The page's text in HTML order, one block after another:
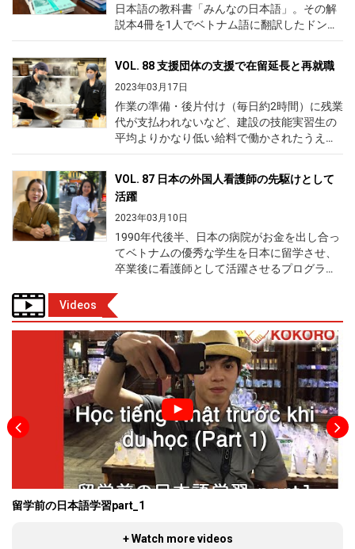
VOL. 88 支援団体の支援で在留延長と再就職
2023年03月17日
作業の準備・後片付け（毎日約2時間）に残業
代が支払われないなど、建設の技能実習生の
平均よりかなり低い給料で働かされたうえ、
職場での暴力・暴言もあって失踪したフイさ
援団体のサポートで日本滞在を延長して働
き、特定技能の試験にも合格しました。 今回
の先輩 カ・チャン・ホアン・フイさん 2013
年高校卒業〈ホーチミン市〉 2013年観光バス
の添乗員〈タイニン省〉 2016年トラック運転
手〈ロンアン省〉 2019年送出機関で勉強〈ホ
〈山梨県〉 2020年失踪し、友人宅に4カ月間
滞在〈東京〉 2021年日越ともいき支援会で保
護〈東京〉 2021年アルバイト〈北海道、長
野、鹿児島〉 2022年一時帰国 〈1995年生ま
れ、ホーチミン市出身〉 ◆このページの内容
• 日本語をほとんど学ばずに来日 • コンクリー
ト関係の仕事 • 長い移動時間に睡眠禁止 • 十分
にもらえなかった残業代 • 私の家計簿 • 低賃金
と暴力・暴言 • 組合に相談しても改善せず • 失
踪中の生活 •「日越ともいき支援会」に助けら
れ • 漁業やレストランでアルバイト • これから
も日本で働く 日本語をほとんど学ばずに来日
私は高校を出て、観光バスの添乗員やトラッ
ク運転手をしていましたが、毎月の給料は約
なとき、いとこが日本に技能実習に行って順
VOL. 87 日本の外国人看護師の先駆けとして
活躍
2023年03月10日
1990年代後半、日本の病院がお金を出し合ってベトナムの優秀な学生を日本に留学させ、卒業後に看護師として活躍させるプログラムがありました。トゥイさんはそのメンバーに選ばれて来日。日本にベトナム人留学生がまだほとんどいなかった時代に、彼女はどのように勉強し生活したのでしょうか？ 今回の先輩 ルー・ティ・トゥイさん 1998年高校卒業〈ナムディン省〉 1998年日本語センター入学〈ハノイ〉 2001年看護専門学校入学〈東京都〉 2004年専門学校卒業、板倉病院勤務〈千葉県〉 2009年治験コーディネート会社に勤務〈茨城県〉 2010年同社ハノイ駐在員事務所長〈ハノイ〉 2017年グランソール・ベトナム勤務〈現在も〉 2019年Chu Van An大学入学（経営管理） 2021年グリーンコネクション・ベトナム設立 2022年大学卒業 〈1980年生まれ、ナムディン省出身〉 ◆このページの内容 • ベトナムで医大に合格 • 看護師養成のための無料留学 • 日本の看護学校に留学 • 昔の留学生の苦労 • 留学生活とアルバイト • 私の家計簿 • 日本の病院で看護師 • 治験コーディネーターに転職 • 別の日系企業に転職 • グリーンコネクション事業 ベトナムで医大に合格 高校の先生や仲間たち（前列左から2番目が私） 私の故郷（ナムディン省）では医療体制が乏しく、小学2年生のときに腹痛で保健所に行くと、看護師（男性）はトランプに興じており、30分ぐらい待たされました。その後、やっと医師の診察を受け、バナナを1本もらって帰宅しました。私は自分が医師になって医師不足を補いたいと思い、高校卒業前に2つの医大を受験し、タイビン医科大に合格しました。しかし、第一志望のハノイ医科大では補欠合格候補にとどまりました。 看護師養成のための無料留学 AHPの級友や先生たちとハノイの教室で そのころ、ハノイ医大の補欠合格候補の一部にAHPという日本のNPO法人から無料留学プログラムの案内が郵送されてきました。その内容は以下のようなものでした。 ❶ AHPの選考に合格したら日本語を17カ月間勉強する ❷ 日本語能力試験で2級（今のN２）以上になったら、日本で看護専門学校を受験。 ❸ 合格したら看護学校で３年間勉強。 ❹ 卒業後、AHPが指定する病院で4年以上働く。 授業料や渡航費、生活費はAHPから支給されます。今のEPA（経済連携協定）の看護師養成制度に近いものですが、当時その制度はありませんでした。そこで、日本各地の計14病院が費用を出してAHPに運営を委託し、外国人看護師を養成する取り組みを日本で初めて行っていたのです。 AHP同窓生の食事会〈ハノイで2023年〉 このプログラムは8年続き、私はAHPの選考（高校の成績、英語の試験、面接）に合格して4期生として日本語の勉強を始めました。タイビン医大に合格していましたが、当時、ベトナムから海外留学できる人はとても少なかったので、留学のチャンスをつかんで日本で看護師になろうと決めたのです。 選考に合格後ハノイで17カ月間、日本語や数学、英語など1日約８時間の授業があり、夜も2、3時間自習をしました。数学や生物の問題自体は難しくなかったのですが、受験に備えて日本語の問題を解くので、問題の意味を理解するのが大変でした。そして、同期生56人のうち日本語能力試験１～２級（今のN１・N２）に合格して日本に行ったのは約20人でした。ただし、私を含む数人は最初の看護学校受験はうまくいかず、いったんベトナムに戻ってもう1年勉強することになりました。 日本の看護学校に留学 日本人の級友たちと看護学校で（右端が私） 私は2001年に東京都立北多摩看護専門学校に合格し、あこがれの留学が始まりました。しかし、日本語能力試験1級の私も最初は授業の半分ぐらいしかわからず、先生が話す医療用語をメモしては、後で意味を調べました。当時は電子辞書やネット辞書がなかったので、紙の医療事典で時間をかけて調べました。 私は最初、自分の日本語を日本人の級友たちに聞かれるのを恥ずかしく感じました。しかし、学校が４、５人の実習グループを作ってくれたので、その中では積極的に会話できるようになりました。当時、看護学校の留学生はとても珍しかったので、皆が親切にしてくれました。こうして日本人の友だちがたくさんでき、放課後も日本人とつるむようにしました。すると、友だちと過ごす時間が楽しくなりました。 昔の留学生の苦労 仲良くなった日本人の級友たち 当時、この学校にAHP留学生はほかに3人いましたが、先輩2人は途中で退学しました。私は授業で分からない言葉があると、周りの人たちにすぐに質問しました。そのお礼に彼女たちを自宅に招いてベトナム料理をふるまい、泊まってもらったこともあります。私はこうして周囲に溶け込むことができました。しかし、そこまで積極的になれない留学生はストレスをため、行き詰まってしまったのかも知れません。 当時は、どの学校も留学生サポートが不十分だったという事情もあります。受験に合格しても、留学生を受け入れる態勢が整っていないからという理由で入学できないAHP学生もいました。また、AHP学生を1人入学させたものの、サポートが大変なので翌年から受け入れをやめた学校もありました。 留学生活とアルバイト アルバイト仲間と飲み会 私はJR武蔵小金井駅（東京都）の近くに住んでいましたが、当時は地元にベトナム人がほとんどいませんでした。家族が恋しいのに、まだインターネットが普及しておらず、高い料金で家族に国際電話をかけられるのはごくたまにだけでした。また、私は日本食が苦手で、最初はカップラーメンばかり食べていました。そして、カップラーメンにあきると、今度はマクドナルドに通い詰めました。 来日して1年近くたつと、週末に長時間勉強しなくても授業についていけるようになったので、アルバイトを始めました。求人情報誌で見つけた衣料品店で土・日曜に8時間ずつ働き、接客やズボンのすそ上げ（ミシン縫い）を担当しました。同僚の日本人たちとも仲良くなりました。 私の家計簿（1カ月の平均） ※看護学校2年目 ※100円＝約18,003 VND(2023年2月9日現在) 収入：156,000円 AHPから支給される生活費 ¥66,000 AHPからの家賃補助 ¥15,000 給料 ¥75,000 ※アルバイト1件（衣料品店） 支出：98,000円 看護学校の授業料 ¥0 ※AHPが代わりに負担 家賃 ¥25,000 ※2年目は1人暮らし 電気・ガス・水道 ¥8,000 携帯電話 ¥5,000 食費 ¥25,000 ※主に自炊。昼も自分で作った弁当を持参。 交際費 ¥15,000 雑費 ¥20,000 ※衣類、教材、交通費、化粧品など 毎月の差額（貯金）：58,000円 日本の病院で看護師 2004年に看護学校を卒業した私は千葉県の板倉病院で働き始め、9カ月目に、希望していたオペ室（手術室）に配属されました。そこには日本人の厳しい先輩がいましたが、彼女は、私が仕事の手順をメモすると、内容をチェックして修正してくれました。医療でいいかげんな仕事は厳禁ですが、彼女の仕事ぶりを見て、厳しい姿勢で医療に向かうことの大切さを学びました。また、ほかの先輩たちも親切で、指示が分からないときに繰り返し聞いても嫌な顔をしませんでした。 私の在職中、板倉病院にAHPの看護師は一番多いときで7人おり、同じ2階建てアパート（部屋は別々）に住んで仲良く暮らしました。また、私は日本人スタッフ（看護師、介護福祉士、事務職）数人とも仲良くなり、よく2、3人で食事や買い物、ドライブ、映画などに出かけました。 治験コーディネーターに転職 東京のベトナム大使館に婚姻届け（左） 板倉病院時代、私はできたばかりの在日ベトナム学生青年協会(VYSA)のスタッフとして交流会などのイベントを手伝っていました。すると、ベトナム人仲間が増え、友人宅での食事会で知り合った男性と2009年に結婚しました。そのとき彼は日本の大学院生で、結婚後、日本で就職しました。 また、結婚と同時に4年半働いた板倉病院を退職し、薬の治験をコーディネートする会社に転職しました。きっかけは、毎年東京で開かれるベトナムフェスティバルで知り合った日本人男性からの連絡でした。日本語を上手に話せて医療にくわしいベトナム人をこの会社が探しているとのことで、私のことを思い出して電話してきてくれたのです。私は彼の紹介でこの会社の社長に何度か会い、入社しました。 治験コーディネーターとして病院を訪問（茨城県で） 板倉病院は働きやすい職場でしたが、AHPの期間が終わったらキャリアアップのために別の道にチャレンジしようと思っていました。この会社は日本で治験のコーディネートをしていましたが、世界各国の新薬の治験データをベトナムで集めるという新規事業を計画していました。私は入社して1年半後、夫婦でベトナムに帰国し、同社のハノイ駐在員事務所長になりました。 私は、社長がベトナム保健省を訪問する際に同行するなど、関係機関に根気強く働きかけましたが、入社して8年経っても治験は実現できませんでした。ベトナムで治験のガイドラインが確立されておらず、医師に治験を依頼しても信頼性の高いデータを集められそうにないことが原因でした。 別の日系企業に転職
Videos
留学前の日本語学習part_1
+ Watch more videos